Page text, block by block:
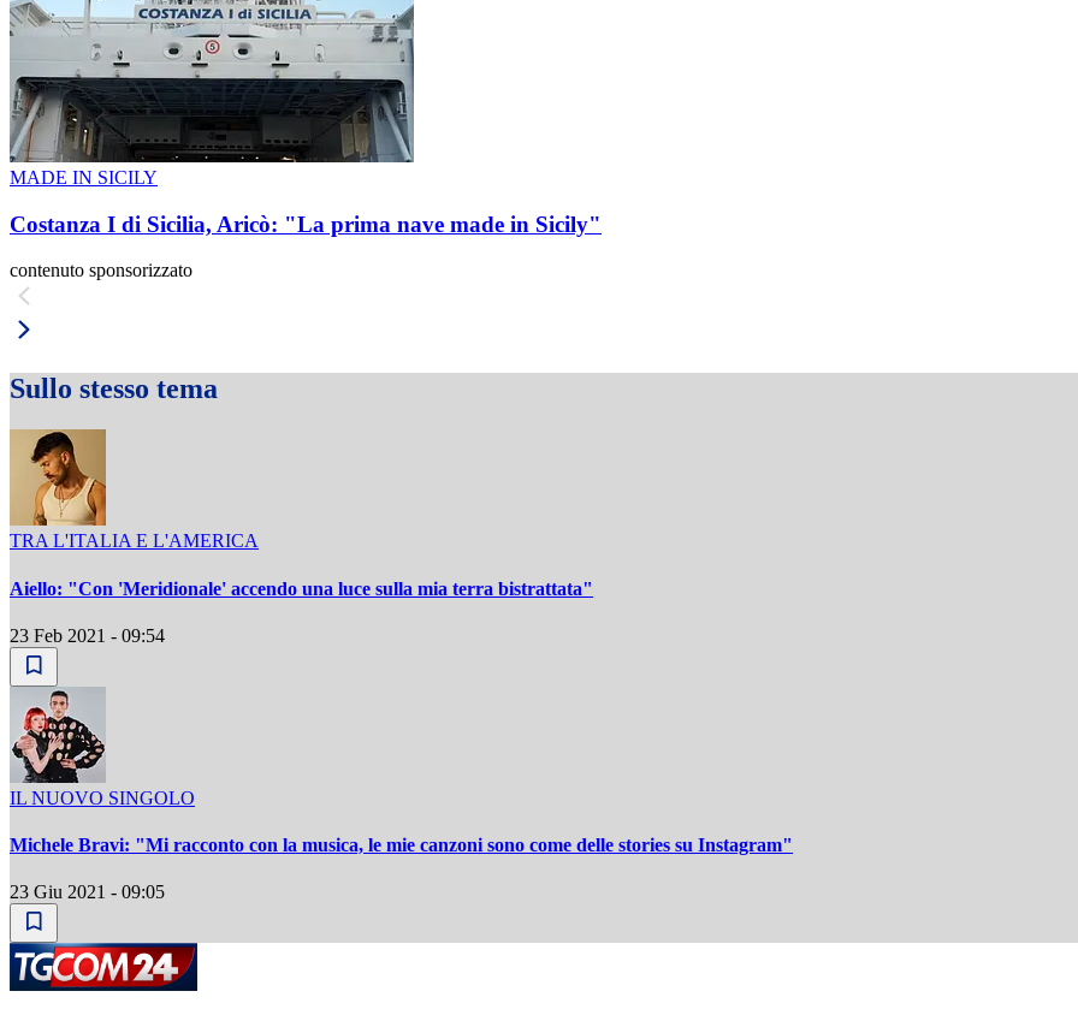
MADE IN SICILY
Costanza I di Sicilia, Aricò: "La prima nave made in Sicily"
contenuto sponsorizzato
Sullo stesso tema
TRA L'ITALIA E L'AMERICA
Aiello: "Con 'Meridionale' accendo una luce sulla mia terra bistrattata"
23 Feb 2021 - 09:54
IL NUOVO SINGOLO
Michele Bravi: "Mi racconto con la musica, le mie canzoni sono come delle stories su Instagram"
23 Giu 2021 - 09:05